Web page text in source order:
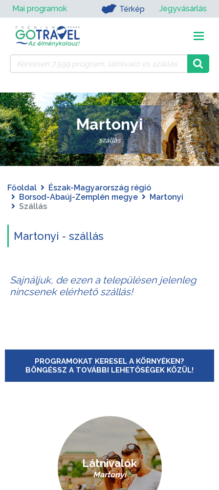
Mai programok Térkép Jegyvásárlás
Martonyi
szállás
Főoldal
Észak-Magyarország régió
Borsod-Abaúj-Zemplén megye
Martonyi
Szállás
Martonyi - szállás
Sajnáljuk, de ezen a településen jelenleg
nincsenek elérhető szállás!
PROGRAMOKAT KERESEL A KÖRNYÉKEN?
BÖNGÉSSZ A TOVÁBBI LEHETŐSÉGEK KÖZÜL!
Látnivalók
Martonyi